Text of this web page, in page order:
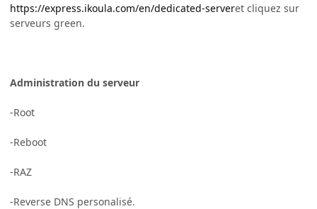
https://express.ikoula.com/en/dedicated-serveret cliquez sur
serveurs green.
Administration du serveur
-Root
-Reboot
-RAZ
-Reverse DNS personalisé.